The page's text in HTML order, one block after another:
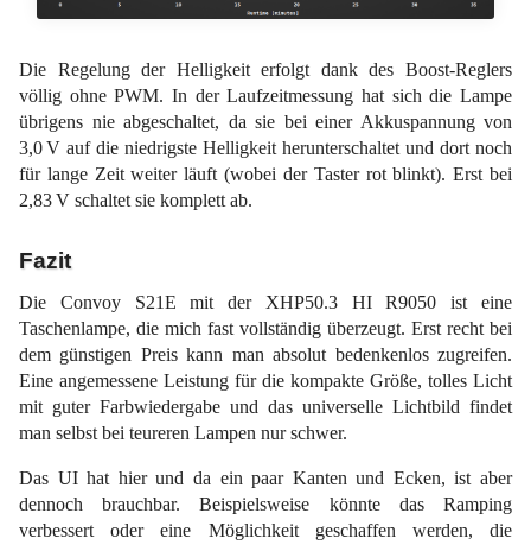
Die Regelung der Helligkeit erfolgt dank des Boost-Reglers
völlig ohne PWM. In der Laufzeitmessung hat sich die Lampe
übrigens nie abgeschaltet, da sie bei einer Akkuspannung von
3,0 V auf die niedrigste Helligkeit herunterschaltet und dort noch
für lange Zeit weiter läuft (wobei der Taster rot blinkt). Erst bei
2,83 V schaltet sie komplett ab.
Fazit
Die Convoy S21E mit der XHP50.3 HI R9050 ist eine
Taschenlampe, die mich fast vollständig überzeugt. Erst recht bei
dem günstigen Preis kann man absolut bedenkenlos zugreifen.
Eine angemessene Leistung für die kompakte Größe, tolles Licht
mit guter Farbwiedergabe und das universelle Lichtbild findet
man selbst bei teureren Lampen nur schwer.
Das UI hat hier und da ein paar Kanten und Ecken, ist aber
dennoch brauchbar. Beispielsweise könnte das Ramping
verbessert oder eine Möglichkeit geschaffen werden, die